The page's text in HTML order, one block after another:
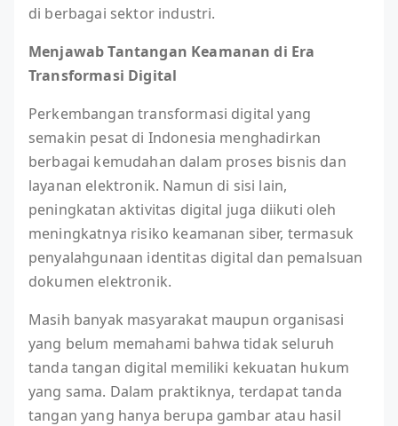
di berbagai sektor industri.
Menjawab Tantangan Keamanan di Era
Transformasi Digital
Perkembangan transformasi digital yang
semakin pesat di Indonesia menghadirkan
berbagai kemudahan dalam proses bisnis dan
layanan elektronik. Namun di sisi lain,
peningkatan aktivitas digital juga diikuti oleh
meningkatnya risiko keamanan siber, termasuk
penyalahgunaan identitas digital dan pemalsuan
dokumen elektronik.
Masih banyak masyarakat maupun organisasi
yang belum memahami bahwa tidak seluruh
tanda tangan digital memiliki kekuatan hukum
yang sama. Dalam praktiknya, terdapat tanda
tangan yang hanya berupa gambar atau hasil